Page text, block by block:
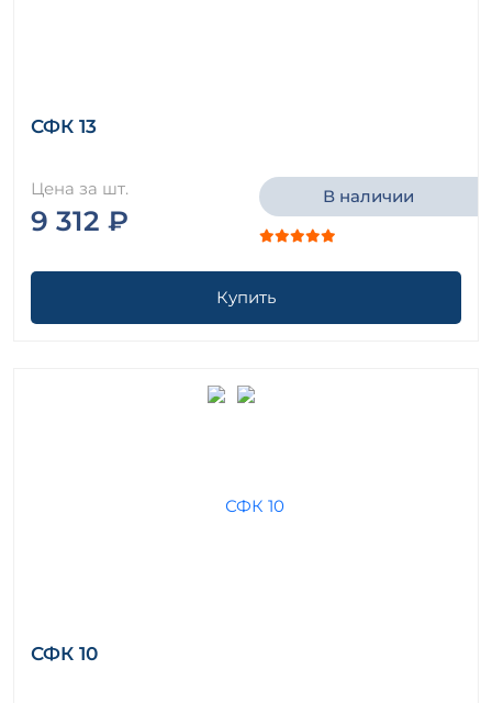
СФК 13
Цена за шт.
9 312 ₽
В наличии
Купить
СФК 10